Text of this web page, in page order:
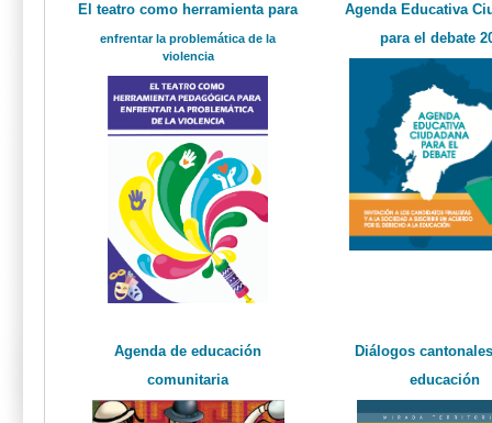
El teatro como herramienta para
enfrentar la problemática de la
violencia
Agenda Educativa
para el debate
Agenda de educación
comunitaria
Diálogos
educación